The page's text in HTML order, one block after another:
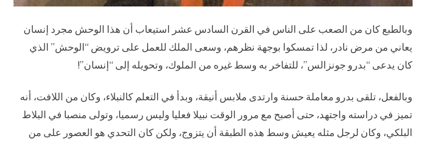
وبالطبع كان من الصعب على الناس في القرن السادس عشر استيعاب أن هذا الوحش مجرد إنسان
يعاني من مرض نادر، لذا تمسكوا بوجهة نظرهم، وسعى الملك للعمل على ترويض “الوحش” الذي
كان يدعى “بدرو جونزالس”، للتفاخر به وسط غيره من الملوك، وتحويله إلى “إنسان”!
وبالفعل، تلقى بدرو معاملة حسنة وارتدى ملابس أنيقة، وبدأ في التعلم كالنبلاء، وكان من اللافت، أنه
تميز في دراسته واجتهد، حتى أصبح مع مرور الوقت نبيلا فعليا وليس رسميا، وتولى منصبا في البلاط
البلكي، وكان لرجل مثله يعيش وسط هذه الطبقة أن يتزوج، ولكن كان التحدي هو العصور على من